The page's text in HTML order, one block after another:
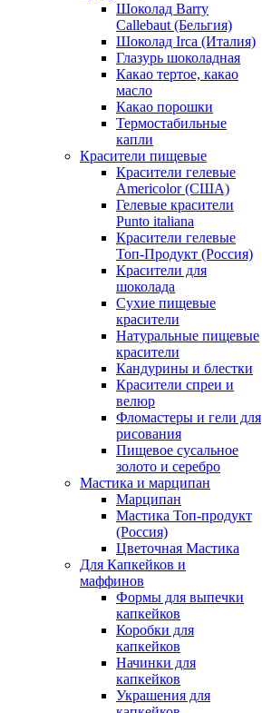
Шоколад Barry
Callebaut (Бельгия)
Шоколад Irca (Италия)
Глазурь шоколадная
Какао тертое, какао
масло
Какао порошки
Термостабильные
капли
Красители пищевые
Красители гелевые
Americolor (США)
Гелевые красители
Punto italiana
Красители гелевые
Топ-Продукт (Россия)
Красители для
шоколада
Сухие пищевые
красители
Натуральные пищевые
красители
Кандурины и блестки
Красители спреи и
велюр
Фломастеры и гели для
рисования
Пищевое сусальное
золото и серебро
Мастика и марципан
Марципан
Мастика Топ-продукт
(Россия)
Цветочная Мастика
Для Капкейков и
маффинов
Формы для выпечки
капкейков
Коробки для
капкейков
Начинки для
капкейков
Украшения для